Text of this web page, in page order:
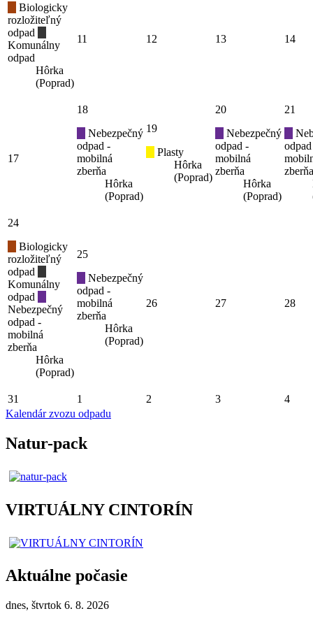
Biologicky
rozložiteľný
odpad
Komunálny
odpad
Hôrka
(Poprad)
11 12 13 14
17
18
Nebezpečný
odpad -
mobilná
zberňa
Hôrka
(Poprad)
19
Plasty
Hôrka
(Poprad)
20
Nebezpečný
odpad -
mobilná
zberňa
Hôrka
(Poprad)
21
zberňa
24
Biologicky
rozložiteľný
odpad
Komunálny
odpad
Nebezpečný
odpad -
mobilná
zberňa
Hôrka
(Poprad)
25
Nebezpečný
odpad -
mobilná
zberňa
Hôrka
(Poprad)
26 27 28
31 1 2 3
4
Kalendár zvozu odpadu
Natur-pack
VIRTUÁLNY CINTORÍN
Aktuálne počasie
dnes, štvrtok 6. 8. 2026